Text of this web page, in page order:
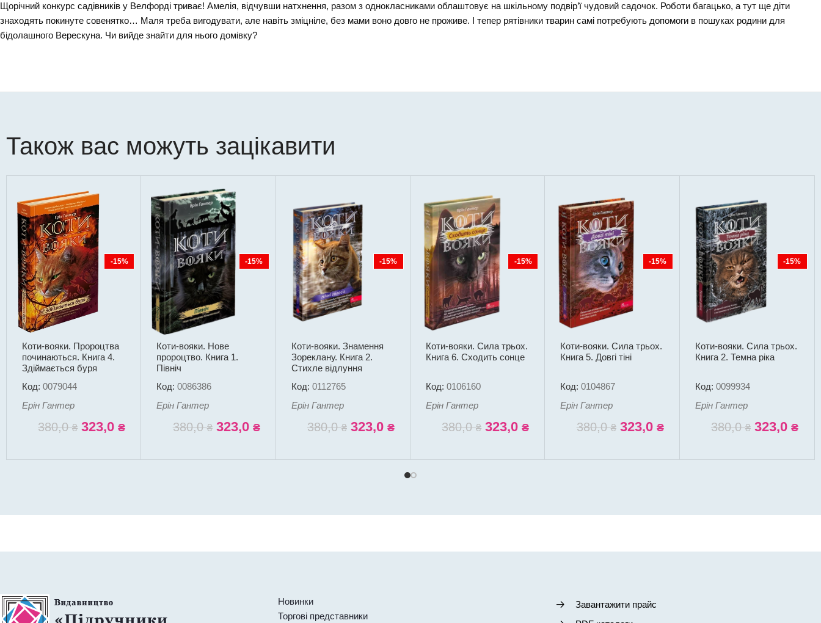
Щорічний конкурс садівників у Велфорді триває! Амелія, відчувши натхнення, разом з однокласниками облаштовує на шкільному подвір’ї чудовий садочок. Роботи багацько, а тут ще діти
знаходять покинуте совенятко… Маля треба вигодувати, але навіть зміцніле, без мами воно довго не проживе. І тепер рятівники тварин самі потребують допомоги в пошуках родини для
бідолашного Верескуна. Чи вийде знайти для нього домівку?
Також вас можуть зацікавити
-15%
Коти-вояки. Пророцтва
починаються. Книга 4.
Здіймається буря
Код: 0079044
Ерін Гантер
380,0₴ 323,0₴
-15%
Коти-вояки. Нове
пророцтво. Книга 1.
Північ
Код:0086386
Ерін Гантер
380,0₴ 323,0 ₴
-15%
Коти-вояки. Знамення
Зореклану. Книга 2.
Стихле відлуння
Код: 0112765
Ерін Гантер
380,0₴ 323,0 ₴
-15%
Коти-вояки. Сила трьох.
Книга 6. Сходить сонце
Код: 0106160
Ерін Гантер
380,0₴ 323,0₴
-15%
Коти-вояки. Сила трьох.
Книга 5. Довгі тіні
Код:0104867
Ерін Гантер
380,0₴ 323,0 ₴
-15%
Коти-вояки. Сила трьох.
Книга 2. Темна ріка
Код: 0099934
Ерін Гантер
380,0₴ 323,0 ₴
Новинки
Торгові представники
Завантажити прайс